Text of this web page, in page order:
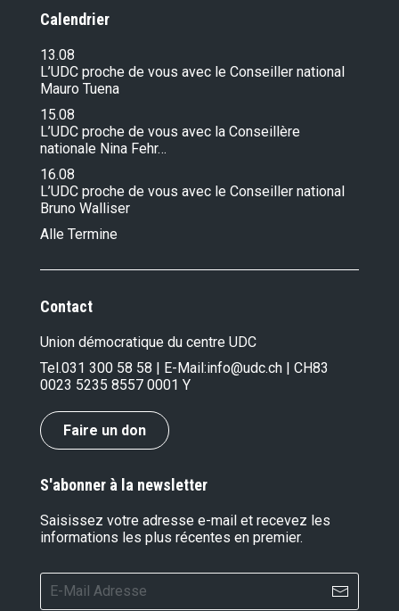
Calendrier
13.08
L’UDC proche de vous avec le Conseiller national
Mauro Tuena
15.08
L’UDC proche de vous avec la Conseillère
nationale Nina Fehr…
16.08
L’UDC proche de vous avec le Conseiller national
Bruno Walliser
Alle Termine
Contact
Union démocratique du centre UDC
Tel.031 300 58 58 | E-Mail:info@udc.ch | CH83
0023 5235 8557 0001 Y
Faire un don
S'abonner à la newsletter
Saisissez votre adresse e-mail et recevez les
informations les plus récentes en premier.